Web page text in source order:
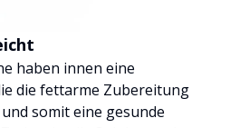
haben innen eine
die fettarme Zubereitung
somit eine gesunde